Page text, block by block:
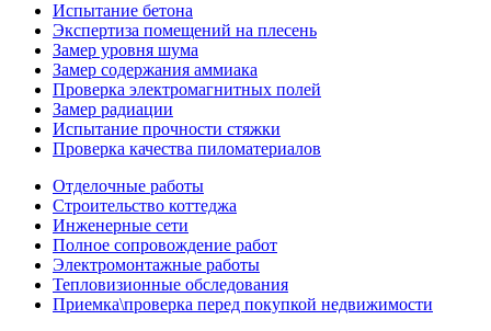
Испытание бетона
Экспертиза помещений на плесень
Замер уровня шума
Замер содержания аммиака
Проверка электромагнитных полей
Замер радиации
Испытание прочности стяжки
Проверка качества пиломатериалов
Отделочные работы
Строительство коттеджа
Инженерные сети
Полное сопровождение работ
Электромонтажные работы
Тепловизионные обследования
Приемка\проверка перед покупкой недвижимости